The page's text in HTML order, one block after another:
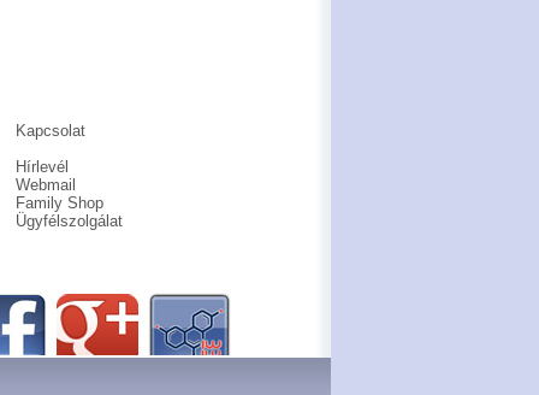
Kapcsolat
Hírlevél
Webmail
Family Shop
Ügyfélszolgálat